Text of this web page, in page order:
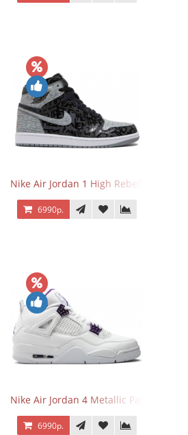
Nike Air Jordan 1 High Rebellionaire
6990р.
Nike Air Jordan 4 Metallic Pack Purple
6990р.